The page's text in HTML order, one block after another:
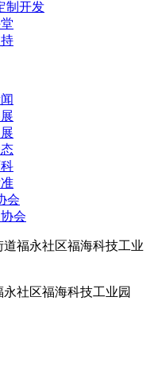
制开发
会
会
福永社区福海科技工业
社区福海科技工业园